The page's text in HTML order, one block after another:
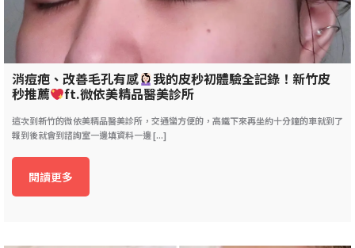
消痘疤、改善毛孔有感 我的皮秒初體驗全記錄！新竹皮
秒推薦 ft.微依美精品醫美診所
這次到新竹的微依美精品醫美診所，交通蠻方便的，高鐵下來再坐約十分鐘的車就到了
報到後就會到諮詢室一邊填資料一邊 [...]
閱讀更多